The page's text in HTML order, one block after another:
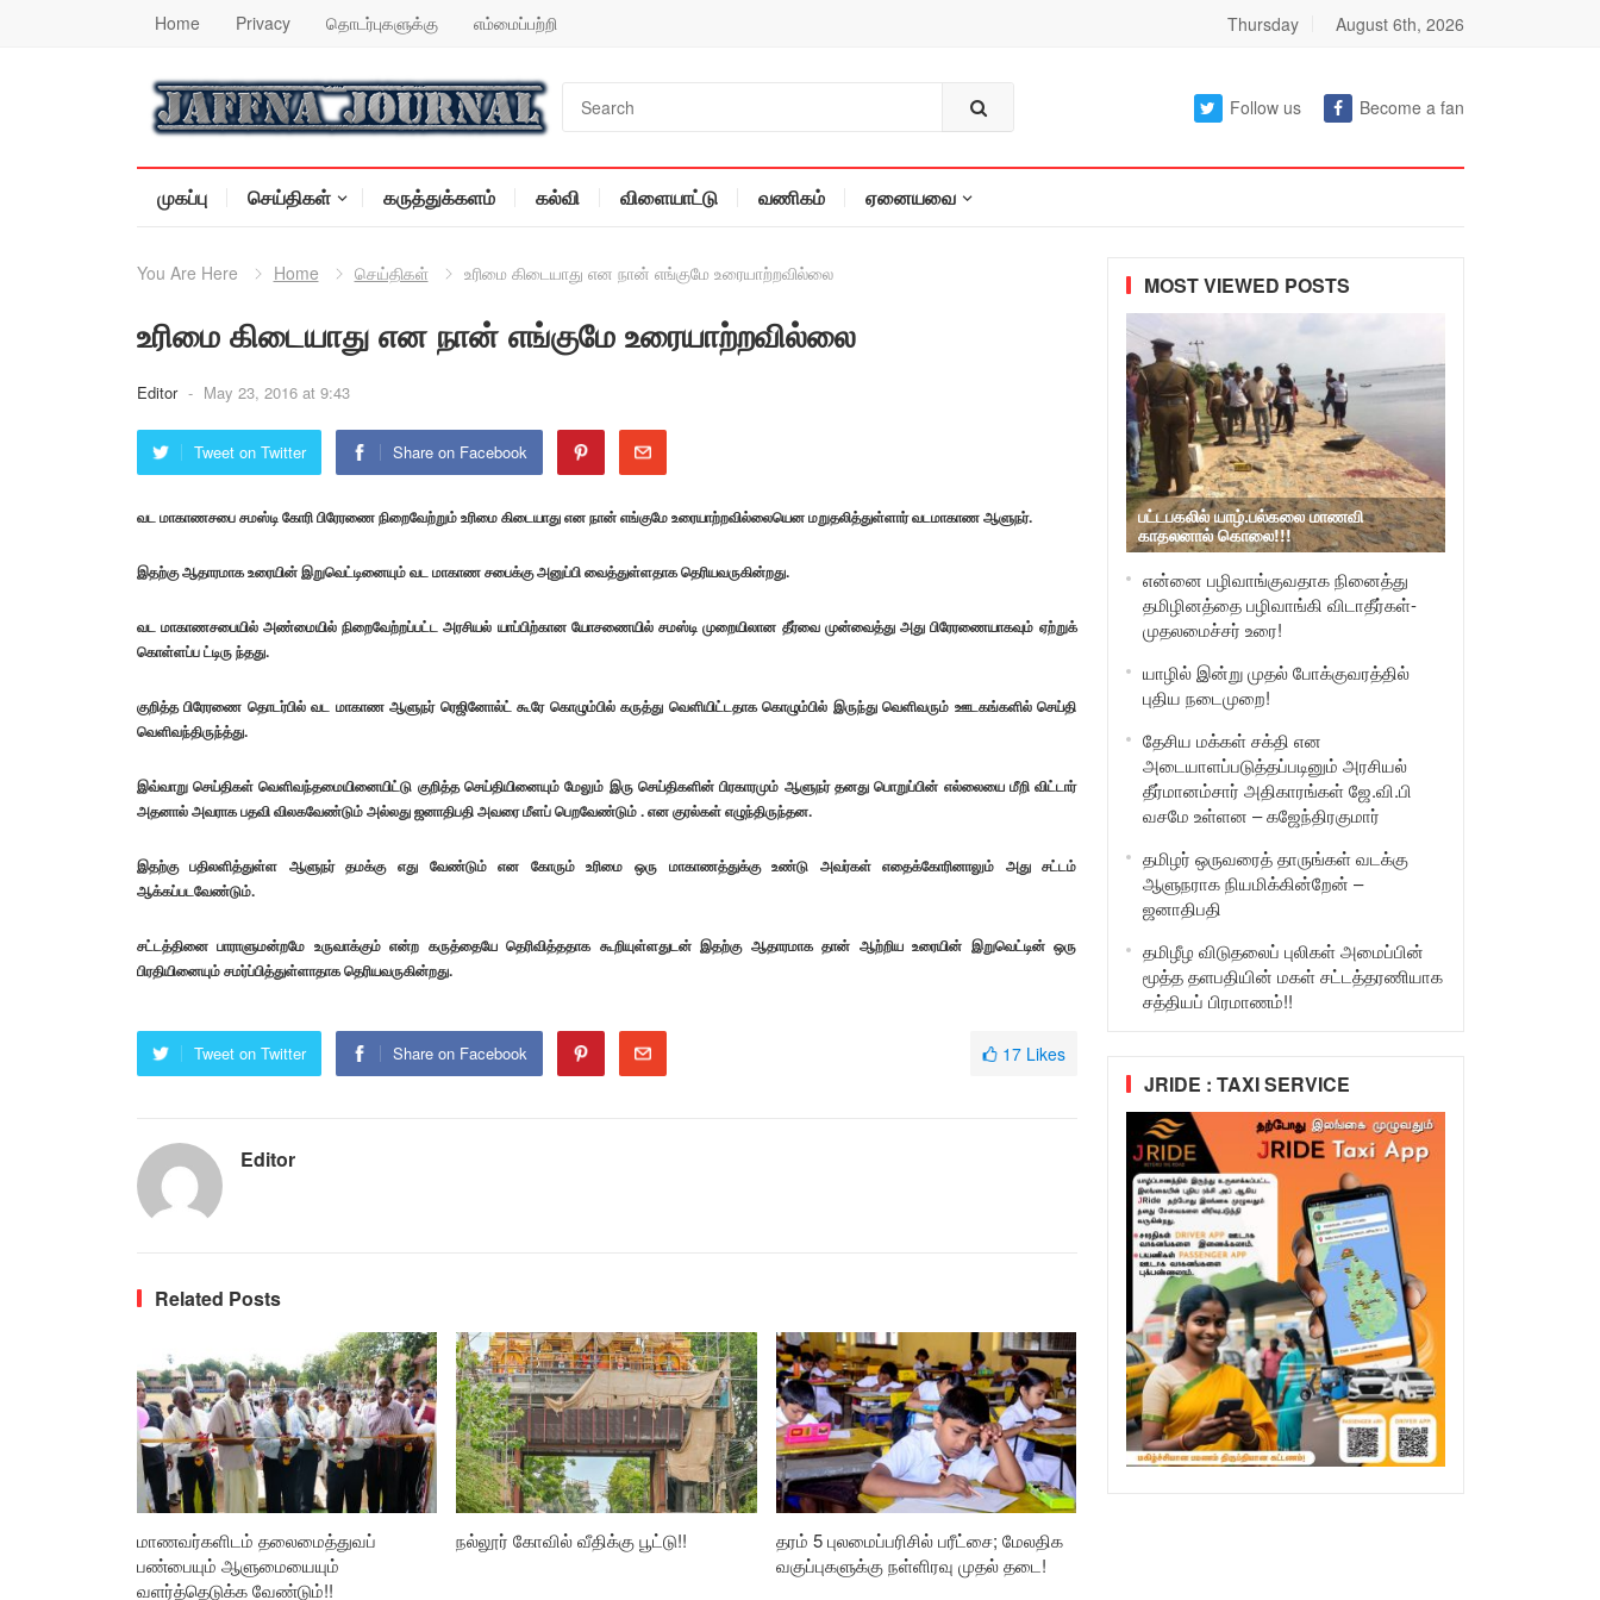
Home Privacy தொடர்புகளுக்கு எம்மைப்பற்றி Thursday August 6th, 2026
Follow us Become a fan
முகப்பு செய்திகள் கருத்துக்களம் கல்வி விளையாட்டு வணிகம் ஏனையவை
You Are Here Home செய்திகள் உரிமை கிடையாது என நான் எங்குமே உரையாற்றவில்லை
உரிமை கிடையாது என நான் எங்குமே உரையாற்றவில்லை
Editor - May 23, 2016 at 9:43
Tweet on Twitter Share on Facebook
வட மாகாணசபை சமஸ்டி கோரி பிரேரணை நிறைவேற்றும் உரிமை கிடையாது என நான் எங்குமே உரையாற்றவில்லையென மறுதலித்துள்ளார் வடமாகாண ஆளுநர்.
இதற்கு ஆதாரமாக உரையின் இறுவெட்டினையும் வட மாகாண சபைக்கு அனுப்பி வைத்துள்ளதாக தெரியவருகின்றது.
வட மாகாணசபையில் அண்மையில் நிறைவேற்றப்பட்ட அரசியல் யாப்பிற்கான யோசணையில் சமஸ்டி முறையிலான தீர்வை முன்வைத்து அது பிரேரணையாகவும் ஏற்றுக்
கொள்ளப்ப ட்டிரு ந்தது.
குறித்த பிரேரணை தொடர்பில் வட மாகாண ஆளுநர் ரெஜினோல்ட் கூரே கொழும்பில் கருத்து வெளியிட்டதாக கொழும்பில் இருந்து வெளிவரும் ஊடகங்களில் செய்தி
வெளிவந்திருந்த்து.
இவ்வாறு செய்திகள் வெளிவந்தமையினையிட்டு குறித்த செய்தியினையும் மேலும் இரு செய்திகளின் பிரகாரமும் ஆளுநர் தனது பொறுப்பின் எல்லையை மீறி விட்டார்
அதனால் அவராக பதவி விலகவேண்டும் அல்லது ஜனாதிபதி அவரை மீளப் பெறவேண்டும் . என குரல்கள் எழுந்திருந்தன.
இதற்கு பதிலளித்துள்ள ஆளுநர் தமக்கு எது வேண்டும் என கோரும் உரிமை ஒரு மாகாணத்துக்கு உண்டு அவர்கள் எதைக்கோரினாலும் அது சட்டம்
ஆக்கப்படவேண்டும்.
சட்டத்தினை பாராளுமன்றமே உருவாக்கும் என்ற கருத்தையே தெரிவித்ததாக கூறியுள்ளதுடன் இதற்கு ஆதாரமாக தான் ஆற்றிய உரையின் இறுவெட்டின் ஒரு
பிரதியினையும் சமர்ப்பித்துள்ளாதாக தெரியவருகின்றது.
Tweet on Twitter Share on Facebook 17 Likes
Editor
Related Posts
மாணவர்களிடம் தலைமைத்துவப்
பண்பையும் ஆளுமையையும்
வளர்த்தெடுக்க வேண்டும்!!
நல்லூர் கோவில் வீதிக்கு பூட்டு!!
தரம் 5 புலமைப்பரிசில் பரீட்சை; மேலதிக
வகுப்புகளுக்கு நள்ளிரவு முதல் தடை!
MOST VIEWED POSTS
பட்டபகலில் யாழ்.பல்கலை மாணவி
காதலனால் கொலை!!!
என்னை பழிவாங்குவதாக நினைத்து
தமிழினத்தை பழிவாங்கி விடாதீர்கள்-
முதலமைச்சர் உரை!
யாழில் இன்று முதல் போக்குவரத்தில்
புதிய நடைமுறை!
தேசிய மக்கள் சக்தி என
அடையாளப்படுத்தப்படினும் அரசியல்
தீர்மானம்சார் அதிகாரங்கள் ஜே.வி.பி
வசமே உள்ளன – கஜேந்திரகுமார்
தமிழர் ஒருவரைத் தாருங்கள் வடக்கு
ஆளுநராக நியமிக்கின்றேன் –
ஜனாதிபதி
தமிழீழ விடுதலைப் புலிகள் அமைப்பின்
மூத்த தளபதியின் மகள் சட்டத்தரணியாக
சத்தியப் பிரமாணம்!!
JRIDE : TAXI SERVICE